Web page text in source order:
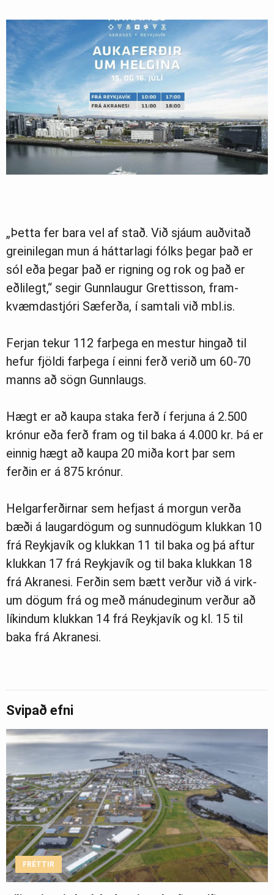
„Þetta fer bara vel af stað. Við sjá­um auðvitað
greini­leg­an mun á hátt­ar­lagi fólks þegar það er
sól eða þegar það er rign­ing og rok og það er
eðli­legt,“ seg­ir Gunn­laug­ur Grett­is­son, fram­
kvæmda­stjóri Sæ­ferða, í sam­tali við mbl.is.
Ferj­an tek­ur 112 farþega en mest­ur hingað til
hef­ur fjöldi farþega í einni ferð verið um 60-70
manns að sögn Gunn­laugs.
Hægt er að kaupa staka ferð í ferj­una á 2.500
krón­ur eða ferð fram og til baka á 4.000 kr. Þá er
einnig hægt að kaupa 20 miða kort þar sem
ferðin er á 875 krón­ur.
Helg­ar­ferðirn­ar sem hefjast á morg­un verða
bæði á laug­ar­dög­um og sunnu­dög­um klukk­an 10
frá Reykja­vík og klukk­an 11 til baka og þá aft­ur
klukk­an 17 frá Reykja­vík og til baka klukk­an 18
frá Akra­nesi. Ferðin sem bætt verður við á virk­
um dög­um frá og með mánu­deg­in­um verður að
lík­ind­um klukk­an 14 frá Reykja­vík og kl. 15 til
baka frá Akra­nesi.
Svipað efni
FRÉTTIR